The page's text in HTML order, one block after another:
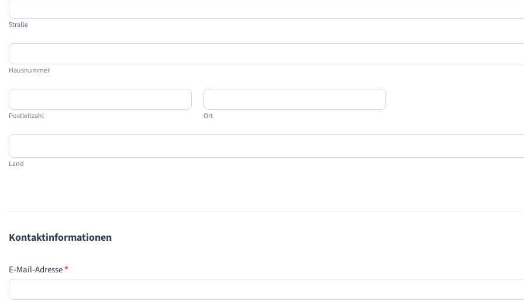
Straße
Straße
Hausnummer
Hausnummer
Postleitzahl
Postleitzahl
Ort
Ort
Land
Land
Kontaktinformationen
E-Mail-Adresse*